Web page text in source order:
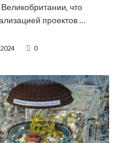
что
проектов …
0